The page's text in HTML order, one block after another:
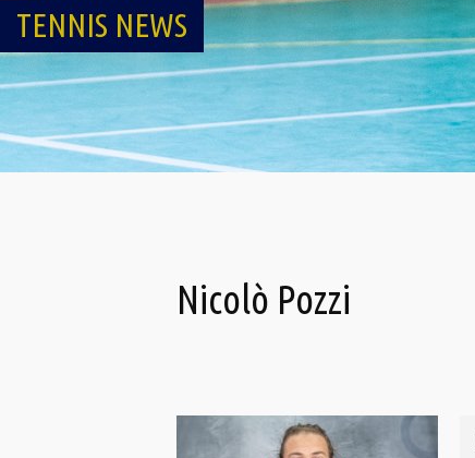
TENNIS NEWS
Nicolò Pozzi